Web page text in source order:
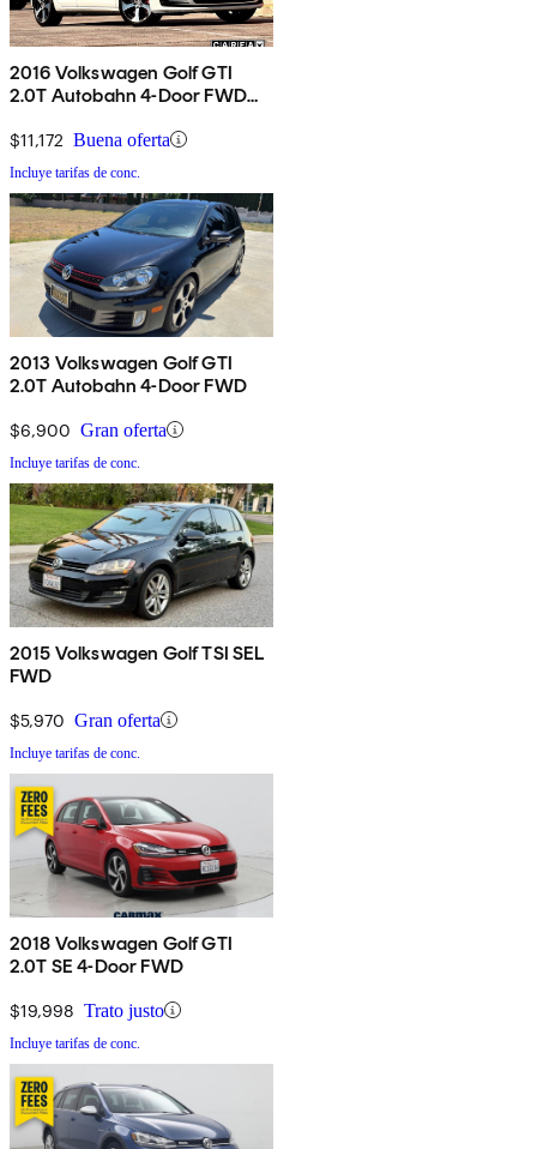
2016 Volkswagen Golf GTI
2.0T Autobahn 4-Door FWD
$11,172 Buena oferta
Incluye tarifas de conc.
2013 Volkswagen Golf GTI
2.0T Autobahn 4-Door FWD
$6,900 Gran oferta
Incluye tarifas de conc.
2015 Volkswagen Golf TSI SEL
FWD
$5,970 Gran oferta
Incluye tarifas de conc.
2018 Volkswagen Golf GTI
2.0T SE 4-Door FWD
$19,998 Trato justo
Incluye tarifas de conc.